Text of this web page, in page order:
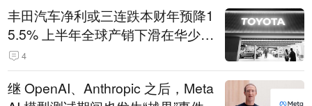
丰田汽车净利或三连跌本财年预降1
5.5% 上半年全球产销下滑在华少卖
14.3万辆
4
继 OpenAI、Anthropic 之后，Meta